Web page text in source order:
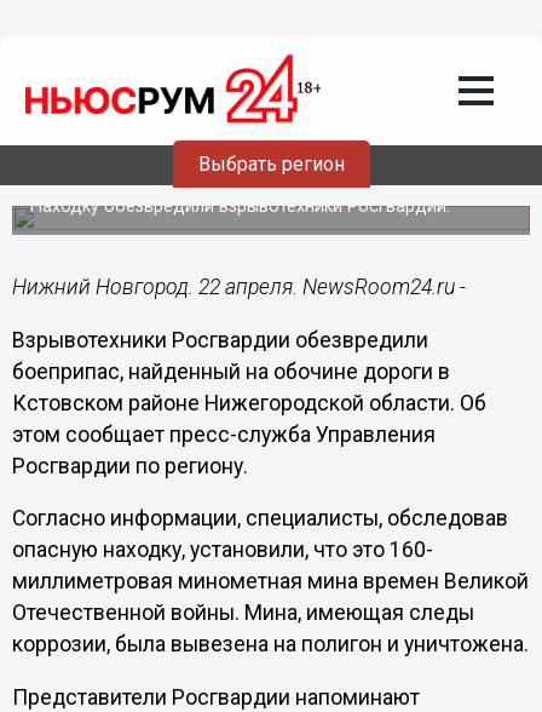
Выбрать регион
22.04.202222:51
Минометную мину времен войны
обнаружили в Кстовском районе
Находку обезвредили взрывотехники Росгвардии.
Нижний Новгород. 22 апреля. NewsRoom24.ru -
Взрывотехники Росгвардии обезвредили
боеприпас, найденный на обочине дороги в
Кстовском районе Нижегородской области. Об
этом сообщает пресс-служба Управления
Росгвардии по региону.
Согласно информации, специалисты, обследовав
опасную находку, установили, что это 160-
миллиметровая минометная мина времен Великой
Отечественной войны. Мина, имеющая следы
коррозии, была вывезена на полигон и уничтожена.
Представители Росгвардии напоминают